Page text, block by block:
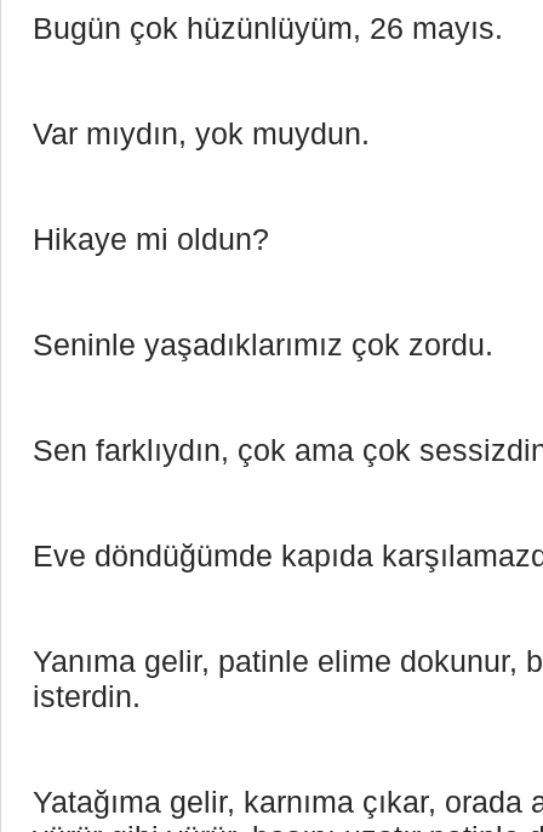
Bugün çok hüzünlüyüm, 26 mayıs.
Var mıydın, yok muydun.
Hikaye mi oldun?
Seninle yaşadıklarımız çok zordu.
Sen farklıydın, çok ama çok
Eve döndüğümde kapıda
Yanıma gelir, patinle elime dokunur,
isterdin.
Yatağıma gelir, karnıma çıkar, orada